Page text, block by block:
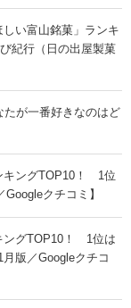
しい富山銘菓」ランキ
紀行（日の出屋製菓
が一番好きなのはど
キングTOP10！ 1位
クチコミ】
ングTOP10！ 1位は
月版／Googleクチコ